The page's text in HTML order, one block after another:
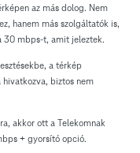
az más dolog. Nem
hanem más szolgáltatók is,
30 mbps-t, amit jeleztek.
a térkép
biztos nem
akkor ott a Telekomnak
+ gyorsító opció.